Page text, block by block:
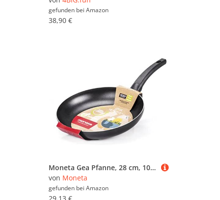
gefunden bei Amazon
38,90 €
Moneta Gea Pfanne, 28 cm, 100% recyceltes Aluminium, für jede Herdplatte, einschließlich Induktion, hergestellt in Italien, Schwarz
von Moneta
gefunden bei Amazon